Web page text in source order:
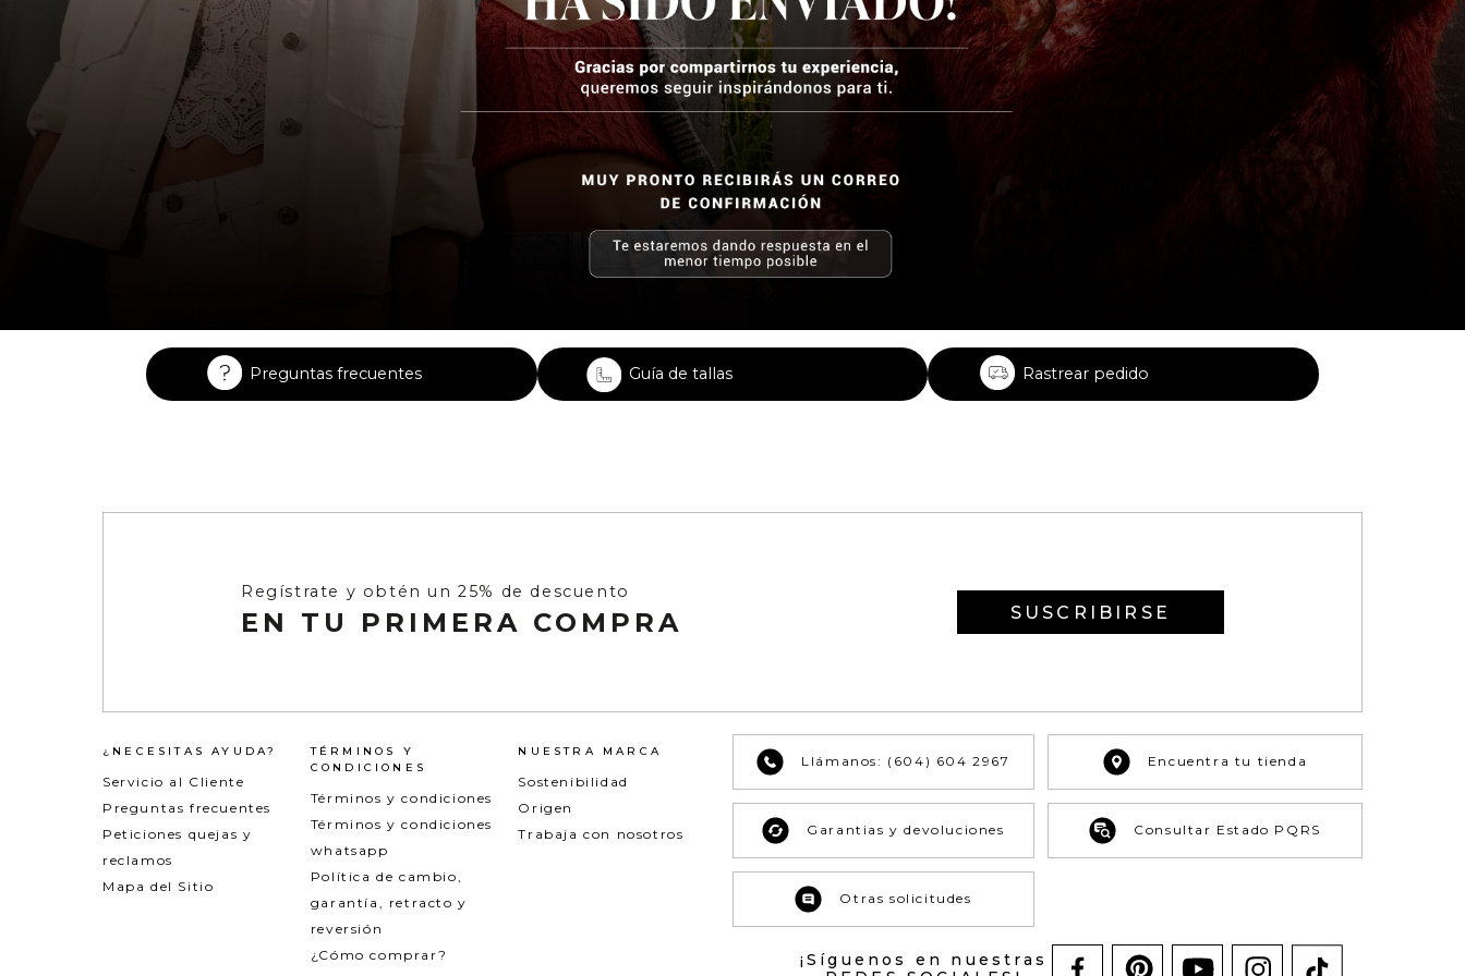
Enterizos
Enterizos
Preguntas frecuentes Guía de tallas Rastrear pedido
Regístrate y obtén un 25% de descuento
EN TU PRIMERA COMPRA SUSCRIBIRSE
¿NECESITAS AYUDA?
Servicio al Cliente
Preguntas frecuentes
Peticiones quejas y
reclamos
Mapa del Sitio
TÉRMINOS Y
CONDICIONES
Términos y condiciones
Términos y condiciones
whatsapp
Política de cambio,
garantía, retracto y
reversión
¿Cómo comprar?
NUESTRA MARCA
Sostenibilidad
Origen
Trabaja con nosotros
Llámanos: (604) 604 2967
Garantias y devoluciones
Otras solicitudes
Encuentra tu tienda
Consultar Estado PQRS
¡Síguenos en nuestras